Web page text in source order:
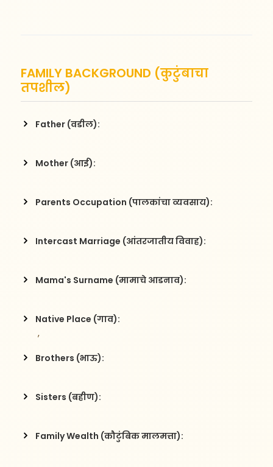
FAMILY BACKGROUND (कुटुंबाचा
तपशील)
Father (वडील):
Mother (आई):
Parents Occupation (पालकांचा व्यवसाय):
Intercast Marriage (आंतरजातीय विवाह):
Mama's Surname (मामाचे आडनाव):
Native Place (गाव):
,
Brothers (भाऊ):
Sisters (बहीण):
Family Wealth (कौटुंबिक मालमत्ता):